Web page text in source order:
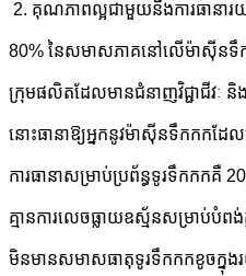
2. គុណភាពល្អជាមួយនឹងការធានារ
80% នៃសមាសភាគនៅលើម៉ាស៊ីនទឹក
ក្រុមផលិតដែលមានជំនាញវិជ្ជាជីវ
នោះធានាឱ្យអ្នកនូវម៉ាស៊ីនទឹកកកដ
ការធានាសម្រាប់ប្រព័ន្ធទូរទឹកកកគឺ
គ្មានការលេចធ្លាយឧស្ម័នសម្រាប់បំពង់
មិនមានសមាសធាតុទូរទឹកកកខូចក្នុង